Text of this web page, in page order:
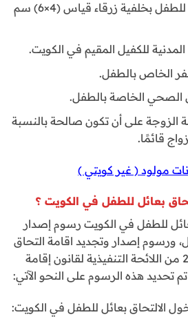
تقديم صور شخصية للطفل بخلفية زرقاء قياس (4×6) سم
للكفيل المقيم في الكويت.
الخاص بالطفل.
الصحي الخاصة بالطفل.
الزوجة على أن تكون صالحة بالنسبة
قائمًا.
مولود ( غير كويتي )
بعائل للطفل في الكويت ؟
للطفل في الكويت رسوم إصدار
ورسوم إصدار وتجديد اقامة التحاق
بعائل، وبحسب المادة 28 من اللائحة التنفيذية لقانون إقامة
تحديد هذه الرسوم على النحو الآتي:
الالتحاق بعائل للطفل في الكويت: